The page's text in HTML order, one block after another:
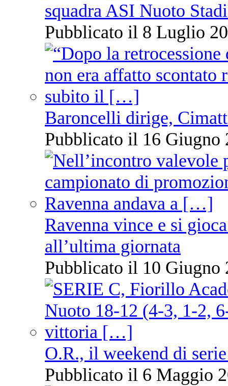
squadra ASI Nuoto
Pubblicato il 8 Luglio
Baroncelli dirige,
Pubblicato il 16 Giugno
Ravenna vince e si
all’ultima giornata
Pubblicato il 10 Giugno
O.R., il weekend di
Pubblicato il 6 Maggio